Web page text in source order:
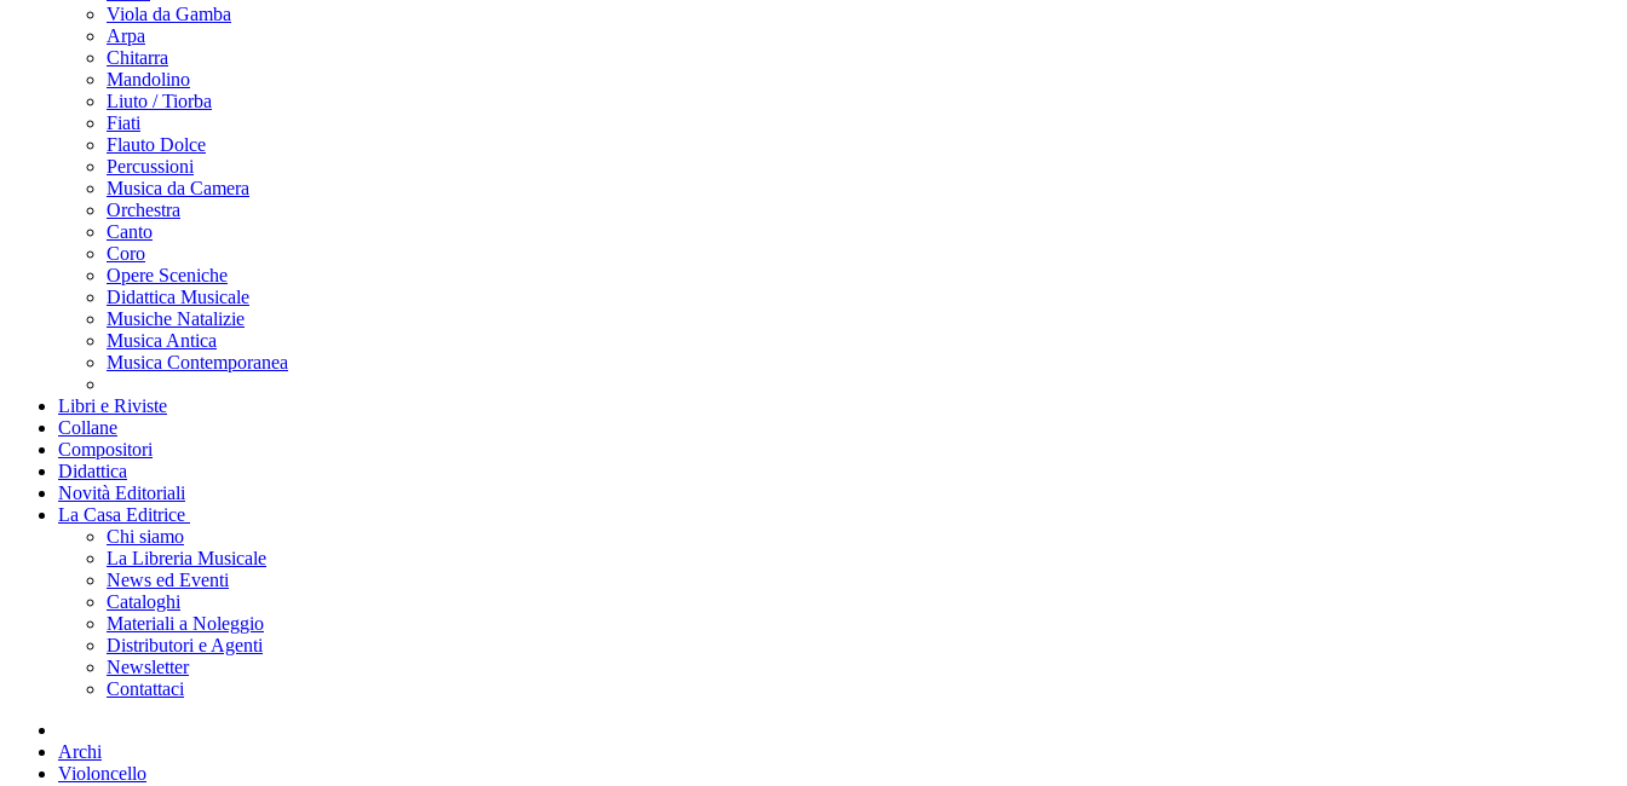
Viola da Gamba
Arpa
Chitarra
Mandolino
Liuto / Tiorba
Fiati
Flauto Dolce
Percussioni
Musica da Camera
Orchestra
Canto
Coro
Opere Sceniche
Didattica Musicale
Musiche Natalizie
Musica Antica
Musica Contemporanea
Libri e Riviste
Collane
Compositori
Didattica
Novità Editoriali
La Casa Editrice
Chi siamo
La Libreria Musicale
News ed Eventi
Cataloghi
Materiali a Noleggio
Distributori e Agenti
Newsletter
Contattaci
Archi
Violoncello